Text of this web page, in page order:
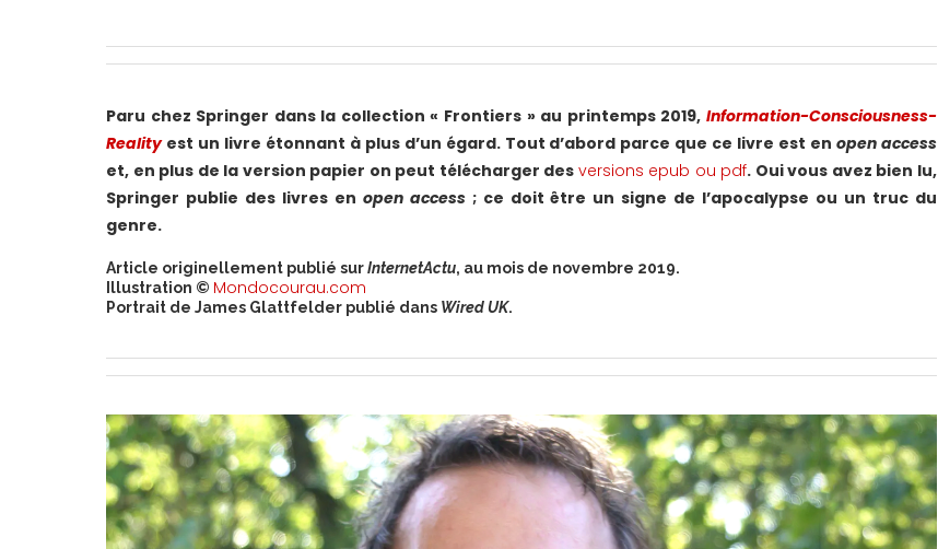
Paru chez Springer dans la collection « Frontiers » au printemps 2019, Information-Consciousness-
Reality est un livre étonnant à plus d’un égard. Tout d’abord parce que ce livre est enopen access
et, en plus de la version papier on peut télécharger des versions epub ou pdf. Oui vous avez bien lu,
Springer publie des livres en open access; ce doit être un signe de l’apocalypse ou un truc du
genre.
Article originellement publié surInternetActu, au mois de novembre 2019.
Illustration © Mondocourau.com
Portrait de James Glattfelder publié dans Wired UK.